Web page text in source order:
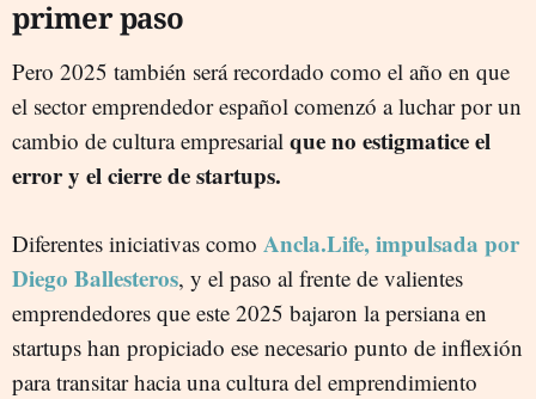
primer paso
Pero 2025 también será recordado como el año en que
el sector emprendedor español comenzó a luchar por un
cambio de cultura empresarial que no estigmatice el
error y el cierre de startups.
Diferentes iniciativas como Ancla.Life, impulsada por
Diego Ballesteros, y el paso al frente de valientes
emprendedores que este 2025 bajaron la persiana en
startups han propiciado ese necesario punto de inflexión
para transitar hacia una cultura del emprendimiento